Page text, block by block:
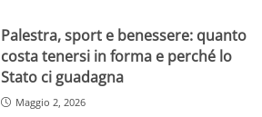
Palestra, sport e benessere: quanto
costa tenersi in forma e perché lo
Stato ci guadagna
Maggio 2, 2026